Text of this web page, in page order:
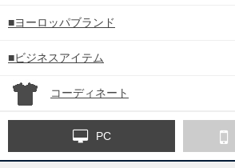
■ヨーロッパブランド
■ビジネスアイテム
コーディネート
PC